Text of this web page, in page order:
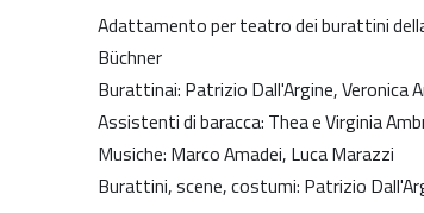
LENA
2020-
10T20:00:00+01:00
2020-
Adattamento per teatro dei burattini
Büchner
Burattinai: Patrizio Dall'Argine, Veronica
Assistenti di baracca: Thea e Virginia
Musiche: Marco Amadei, Luca Marazzi
Burattini, scene, costumi: Patrizio